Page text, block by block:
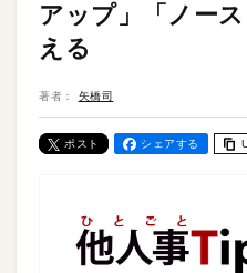
アップ」「ノー
える
著者： 矢橋司
ポスト シェアする